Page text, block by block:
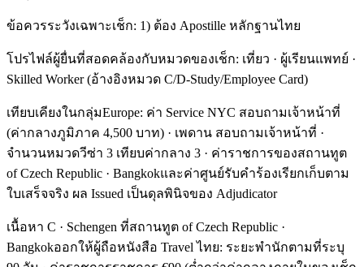
ข้อควรระวังเฉพาะเช็ก: 1) ต้อง Apostille หลักฐานไทย
โปรไฟล์ผู้ยื่นที่สอดคล้องกับหมวดของเช็ก: เที่ยว · ผู้เรียนแพทย์ ·
Skilled Worker (อ้างอิงหมวด C/D-Study/Employee Card)
เทียบเคียงในกลุ่มEurope: ค่า Service NYC สอบถามเจ้าหน้าที่
(ค่ากลางภูมิภาค 4,500 บาท) · เพดาน สอบถามเจ้าหน้าที่ ·
จำนวนหมวดวีซ่า 3 เทียบค่ากลาง 3 · ค่าราชการของสถานทูต
of Czech Republic · Bangkokและค่าศูนย์รับคำร้องเรียกเก็บตาม
ใบเสร็จจริง ผล Issued เป็นดุลพินิจของ Adjudicator
เนื้อหา C · Schengen ที่สถานทูต of Czech Republic ·
Bangkokออกให้ผู้ถือหนังสือ Travel ไทย: ระยะพำนักตามที่ระบุ